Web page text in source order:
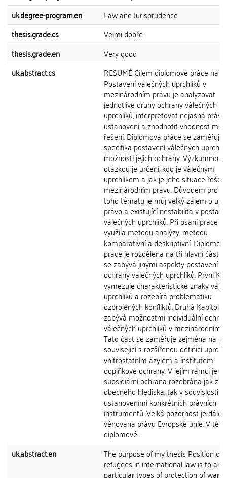
uk.degree-program.en
Law and Jurisprudence
thesis.grade.cs
Velmi dobře
thesis.grade.en
Very good
uk.abstract.cs
RESUMÉ Cílem diplomové práce na
Postavení válečných uprchlíků v
mezinárodním právu je analyzovat
jednotlivé druhy ochrany válečných
uprchlíků, interpretovat nejasná právní
ustanovení a zhodnotit vhodnost
řešení. Diplomová práce se zaměřuje
specifika postavení válečných
možnosti jejich ochrany. Výzkumnou
otázkou je určení, kdo je válečným
uprchlíkem a jak je jeho situace
mezinárodním právu. Důvodem pro
toho tématu je můj velký zájem o
právo a existující nestabilita v
válečných uprchlíků. Při psaní práce
využila metodu analýzy, metodu
komparativní a deskriptivní.
práce je rozdělena na tři hlavní části,
se zabývá jinými aspekty postavení a
ochrany válečných uprchlíků. První
vymezuje charakteristické znaky
uprchlíků a rozebírá problematiku
ozbrojených konfliktů. Druhá Kapitola
zabývá možnostmi individuální
válečných uprchlíků v mezinárodním
Tato část se zaměřuje zejména na
související s rozšířenou definicí
vnitrostátním azylem a institutem
doplňkové ochrany. V jejím rámci je
subsidiární ochrana rozebrána jak z
obecného hlediska, tak v souvislosti s
ustanoveními konkrétních právních
instrumentů. Velká pozornost je dále
věnována právu Evropské unie. V
diplomové...
uk.abstract.en
The purpose of my thesis Position of
refugees in international law is to
particular types of protection of war